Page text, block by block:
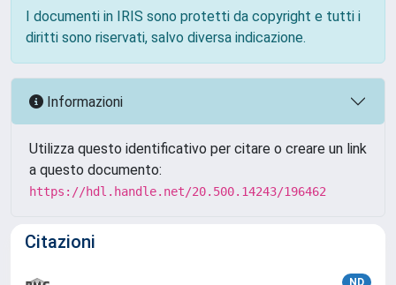
I documenti in IRIS sono protetti da copyright e tutti i
diritti sono riservati, salvo diversa indicazione.
Informazioni
Utilizza questo identificativo per citare o creare un link
a questo documento:
https://hdl.handle.net/20.500.14243/196462
Citazioni
ND